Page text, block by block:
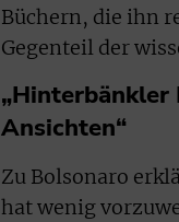
Büchern, die ihn
Gegenteil der
Ansichten“
Zu Bolsonaro
hat wenig